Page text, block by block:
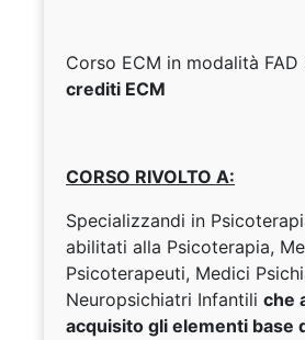
Corso ECM in modalità FAD
crediti ECM
CORSO RIVOLTO A:
Specializzandi in
abilitati alla Psicoterapia,
Psicoterapeuti, Medici
Neuropsichiatri Infantili che
acquisito gli elementi base